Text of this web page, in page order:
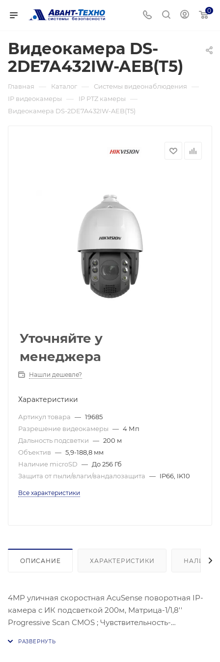
0
Видеокамера DS-
2DE7A432IW-AEB(T5)
Главная — Каталог — Системы видеонаблюдения —
IP видеокамеры — IP PTZ камеры —
Видеокамера DS-2DE7A432IW-AEB(T5)
Уточняйте у
менеджера
Нашли дешевле?
Характеристики
Артикул товара — 19685
Разрешение видеокамеры — 4 Мп
Дальность подсветки — 200 м
Объектив — 5,9-188,8 мм
Наличие microSD — До 256 Гб
Защита от пыли/влаги/вандалозащита — IP66, IK10
Все характеристики
ОПИСАНИЕ ХАРАКТЕРИСТИКИ НАЛИЧИЕ
4МР уличная скоростная AcuSense поворотная IP-
камера с ИК подсветкой 200м, Матрица-1/1,8''
Progressive Scan CMOS ; Чувствительность-